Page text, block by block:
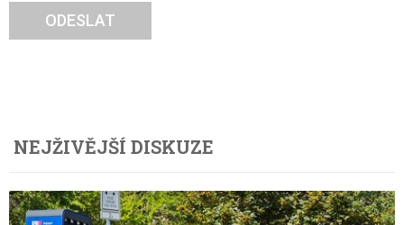
ODESLAT
NEJŽIVĚJŠÍ DISKUZE